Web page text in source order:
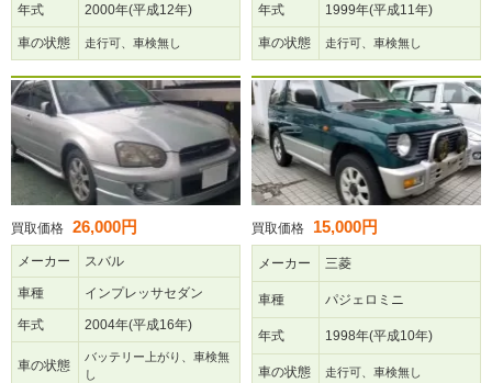
年式 2000年(平成12年)
車の状態 走行可、車検無し
年式 1999年(平成11年)
車の状態 走行可、車検無し
買取価格 26,000円
メーカー スバル
車種 インプレッサセダン
年式 2004年(平成16年)
車の状態
バッテリー上がり、車検無
し
買取価格 15,000円
メーカー 三菱
車種 パジェロミニ
年式 1998年(平成10年)
車の状態 走行可、車検無し